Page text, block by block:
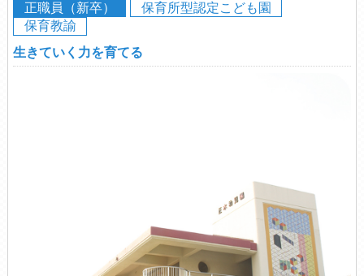
正職員（新卒）
保育所型認定こども園
保育教諭
生きていく力を育てる